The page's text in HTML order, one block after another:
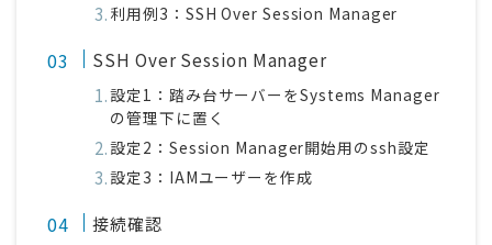
利用例3：SSH Over Session Manager
SSH Over Session Manager
設定1：踏み台サーバーをSystems Manager
の管理下に置く
設定2：Session Manager開始用のssh設定
設定3：IAMユーザーを作成
接続確認